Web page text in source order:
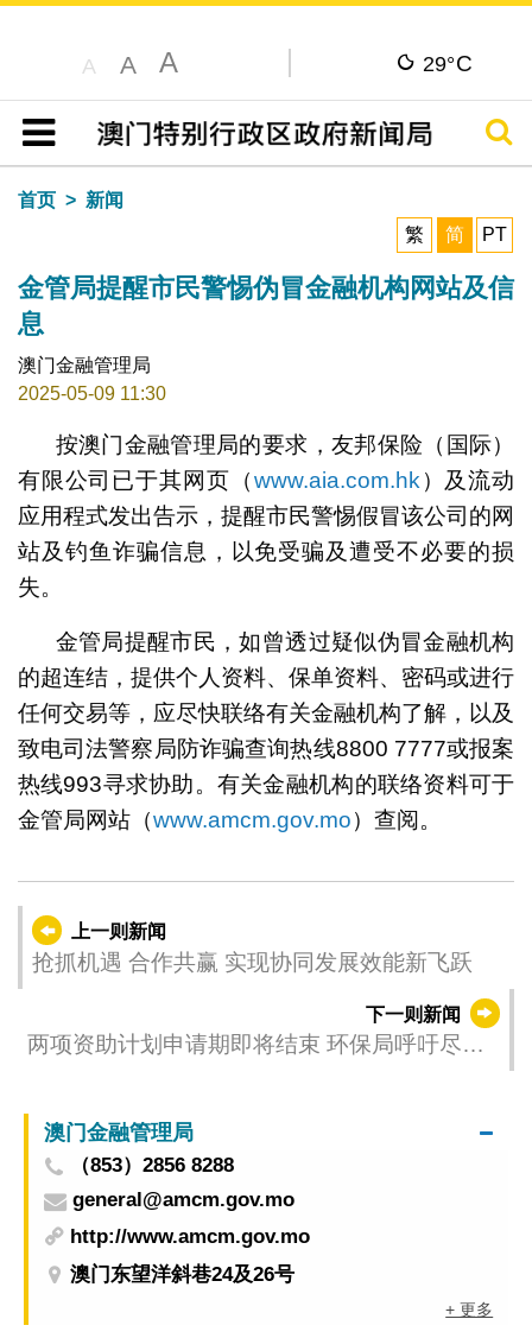
A A A 29°C
目录
搜寻
首页
新闻
繁
简 PT
金管局提醒市民警惕伪冒金融机构网站及信
息
澳门金融管理局
2025-05-09 11:30
按澳门金融管理局的要求，友邦保险（国际）
有限公司已于其网页（www.aia.com.hk ）及流动
应用程式发出告示，提醒市民警惕假冒该公司的网
站及钓鱼诈骗信息，以免受骗及遭受不必要的损
失。
金管局提醒市民，如曾透过疑似伪冒金融机构
的超连结，提供个人资料、保单资料、密码或进行
任何交易等，应尽快联络有关金融机构了解，以及
致电司法警察局防诈骗查询热线8800 7777或报案
热线993寻求协助。有关金融机构的联络资料可于
金管局网站（www.amcm.gov.mo）查阅。
上一则新闻
抢抓机遇 合作共赢 实现协同发展效能新飞跃
下一则新闻
两项资助计划申请期即将结束 环保局呼吁尽快
澳门金融管理局
（853）2856 8288
general@amcm.gov.mo
http://www.amcm.gov.mo
澳门东望洋斜巷24及26号
+ 更多